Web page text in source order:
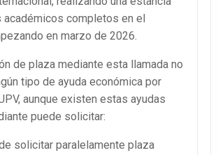
completos en el
en marzo de 2026.
de plaza mediante esta llamada no
tipo de ayuda económica por
aunque existen estas ayudas
puede solicitar:
solicitar paralelamente plaza